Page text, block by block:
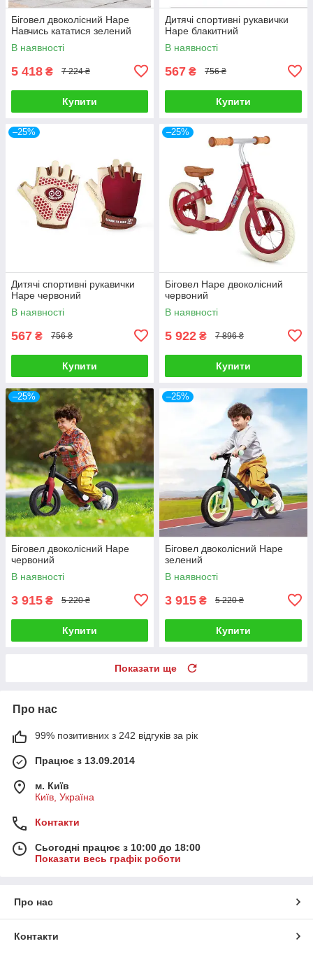
Біговел двоколісний Hape
Навчись кататися зелений
В наявності
5 418 ₴ 7 224 ₴
Купити
Дитячі спортивні рукавички
Hape блакитний
В наявності
567 ₴ 756 ₴
Купити
–25%
Дитячі спортивні рукавички
Hape червоний
В наявності
567 ₴ 756 ₴
Купити
–25%
Біговел Hape двоколісний
червоний
В наявності
5 922 ₴ 7 896 ₴
Купити
–25%
Біговел двоколісний Hape
червоний
В наявності
3 915 ₴ 5 220 ₴
Купити
–25%
Біговел двоколісний Hape
зелений
В наявності
3 915 ₴ 5 220 ₴
Купити
Показати ще
Про нас
99% позитивних з 242 відгуків за рік
Працює з 13.09.2014
м. Київ
Київ, Україна
Контакти
Сьогодні працює з 10:00 до 18:00
Показати весь графік роботи
Про нас
Контакти